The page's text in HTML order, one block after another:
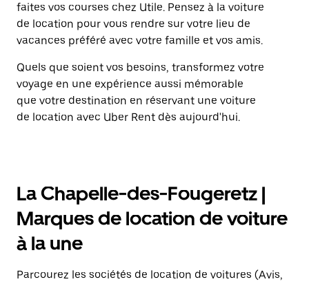
faites vos courses chez Utile. Pensez à la voiture
de location pour vous rendre sur votre lieu de
vacances préféré avec votre famille et vos amis.
Quels que soient vos besoins, transformez votre
voyage en une expérience aussi mémorable
que votre destination en réservant une voiture
de location avec Uber Rent dès aujourd'hui.
La Chapelle-des-Fougeretz |
Marques de location de voiture
à la une
Parcourez les sociétés de location de voitures (Avis,